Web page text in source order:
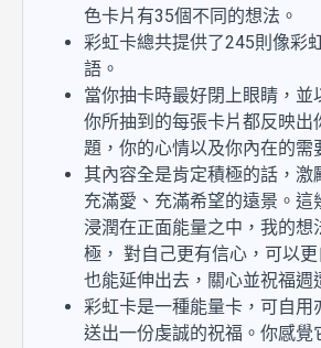
色卡片有35個不同的想法。
彩虹卡總共提供了245則像彩
語。
當你抽卡時最好閉上眼睛，
你所抽到的每張卡片都反映出
題，你的心情以及你內在的需
其內容全是肯定積極的話，激
充滿愛、充滿希望的遠景。這
浸潤在正面能量之中，我的想
極， 對自己更有信心，可以更
也能延伸出去，關心並祝福週
彩虹卡是一種能量卡，可自用
送出一份虔誠的祝福。你感覺